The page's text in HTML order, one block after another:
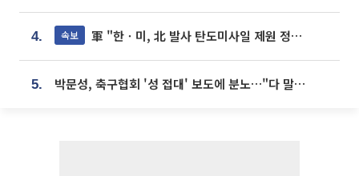
4. 속보 軍 "한ㆍ미, 北 발사 탄도미사일 제원 정밀분석 중"
5. 박문성, 축구협회 '성 접대' 보도에 분노…"다 말아먹으려고 작정했나"